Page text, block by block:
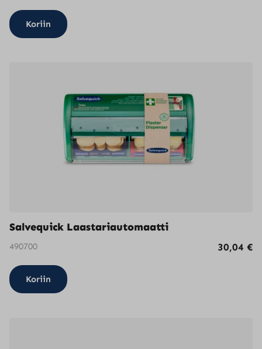
Koriin
Salvequick Laastariautomaatti
490700 30,04 €
Koriin